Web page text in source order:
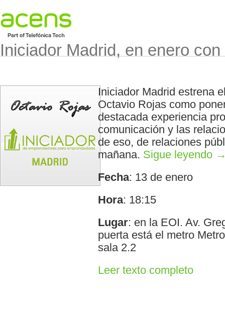
Iniciador Madrid, en enero
Iniciador Madrid estrena
Octavio Rojas como
destacada experiencia
comunicación y las
de eso, de relaciones
mañana. Sigue leyendo
Fecha: 13 de enero
Hora: 18:15
Lugar: en la EOI. Av.
puerta está el metro
sala 2.2
Leer texto completo